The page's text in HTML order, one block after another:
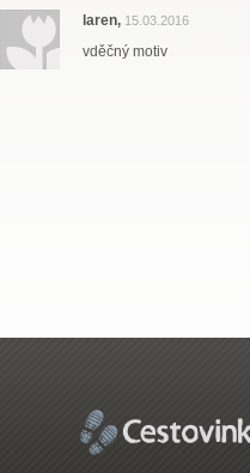
laren, 15.03.2016
vděčný motiv